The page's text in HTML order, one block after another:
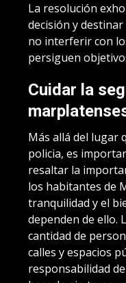
La resolución
decisión y
no interferir con
persiguen
Cuidar la
Más allá del lugar
policia, es
resaltar la
los habitantes de
tranquilidad y el
dependen de ello.
cantidad de
calles y espacios
responsabilidad